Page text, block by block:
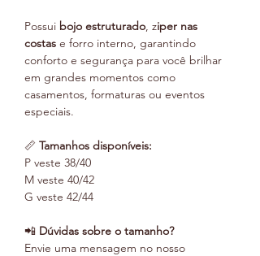
Possui bojo estruturado, ziper nas
costas e forro interno, garantindo
conforto e segurança para você brilhar
em grandes momentos como
casamentos, formaturas ou eventos
especiais.
📏 Tamanhos disponíveis:
P veste 38/40
M veste 40/42
G veste 42/44
📲 Dúvidas sobre o tamanho?
Envie uma mensagem no nosso